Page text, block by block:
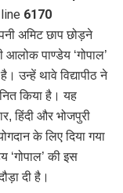
6170
अमिट छाप छोड़ने
आलोक पाण्डेय ‘गोपाल’
उन्हें थावे विद्यापीठ ने
किया है। यह
हिंदी और भोजपुरी
के लिए दिया गया
की इस
दी है।